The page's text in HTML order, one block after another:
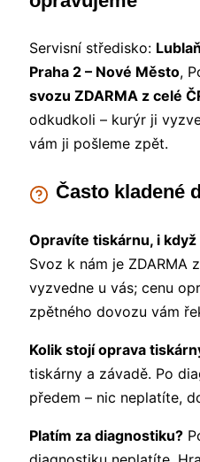
Servisní středisko:
Praha 2 – Nové Město,
svozu ZDARMA z celé
odkudkoli – kurýr ji
vám ji pošleme zpět.
Často kladené
Opravíte tiskárnu, i
Svoz k nám je ZDARMA
vyzvedne u vás; cenu
zpětného dovozu vám
Kolik stojí oprava
tiskárny a závadě. Po
předem – nic neplatíte,
Platím za diagnostiku?